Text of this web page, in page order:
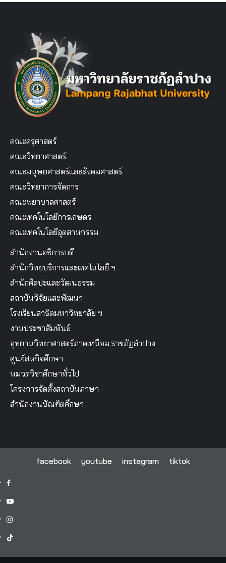
คณะครุศาสตร์
คณะวิทยาศาสตร์
คณะมนุษยศาสตร์และสังคมศาสตร์
คณะวิทยาการจัดการ
คณะพยาบาลศาสตร์
คณะเทคโนโลยีการเกษตร
คณะเทคโนโลยีอุตสาหกรรม
สำนักงานอธิการบดี
สำนักวิทยบริการและเทคโนโลยี ฯ
สำนักศิลปะและวัฒนธรรม
สถาบันวิจัยและพัฒนา
โรงเรียนสาธิตมหาวิทยาลัย ฯ
งานประชาสัมพันธ์
อุทยานวิทยาศาสตร์ภาคเหนือม.ราชภัฏลำปาง
ศูนย์สหกิจศึกษา
หมวดวิชาศึกษาทั่วไป
โครงการจัดตั้งสถาบันภาษา
สำนักงานบัณฑิตศึกษา
facebook youtube instagram tiktok
facebook
youtube
instagram
tiktok